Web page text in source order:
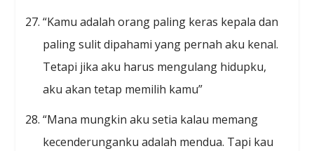
“Kamu adalah orang paling keras kepala dan
paling sulit dipahami yang pernah aku kenal.
Tetapi jika aku harus mengulang hidupku,
aku akan tetap memilih kamu”
“Mana mungkin aku setia kalau memang
kecenderunganku adalah mendua. Tapi kau